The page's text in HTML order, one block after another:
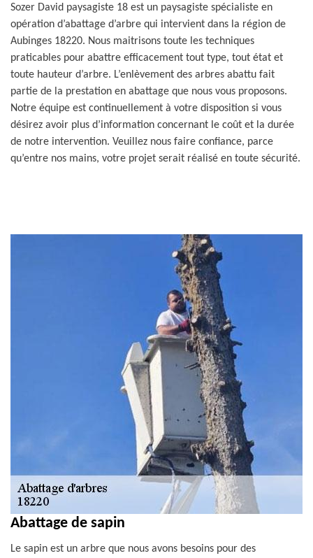
Sozer David paysagiste 18 est un paysagiste spécialiste en
opération d’abattage d’arbre qui intervient dans la région de
Aubinges 18220. Nous maitrisons toute les techniques
praticables pour abattre efficacement tout type, tout état et
toute hauteur d’arbre. L’enlèvement des arbres abattu fait
partie de la prestation en abattage que nous vous proposons.
Notre équipe est continuellement à votre disposition si vous
désirez avoir plus d’information concernant le coût et la durée
de notre intervention. Veuillez nous faire confiance, parce
qu’entre nos mains, votre projet serait réalisé en toute sécurité.
Abattage de sapin
Le sapin est un arbre que nous avons besoins pour des